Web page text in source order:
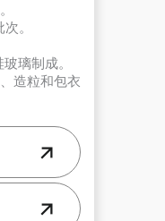
。
璃制成。
造粒和包衣